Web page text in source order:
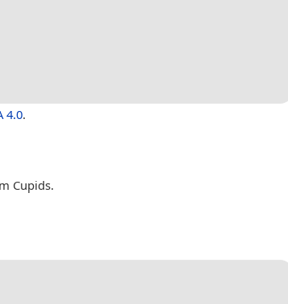
4.0.
Cupids.